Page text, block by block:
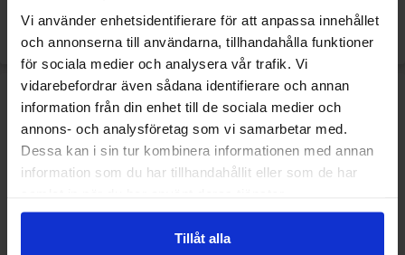
Vi använder enhetsidentifierare för att anpassa innehållet
och annonserna till användarna, tillhandahålla funktioner
för sociala medier och analysera vår trafik. Vi
vidarebefordrar även sådana identifierare och annan
information från din enhet till de sociala medier och
annons- och analysföretag som vi samarbetar med.
Dessa kan i sin tur kombinera informationen med annan
information som du har tillhandahållit eller som de har
Tillåt alla
Logga in för att handla Logga in för att handla